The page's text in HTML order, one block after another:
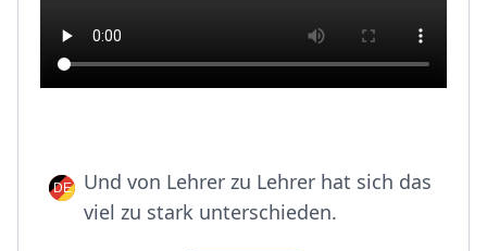
Und von Lehrer zu Lehrer hat sich das
viel zu stark unterschieden.